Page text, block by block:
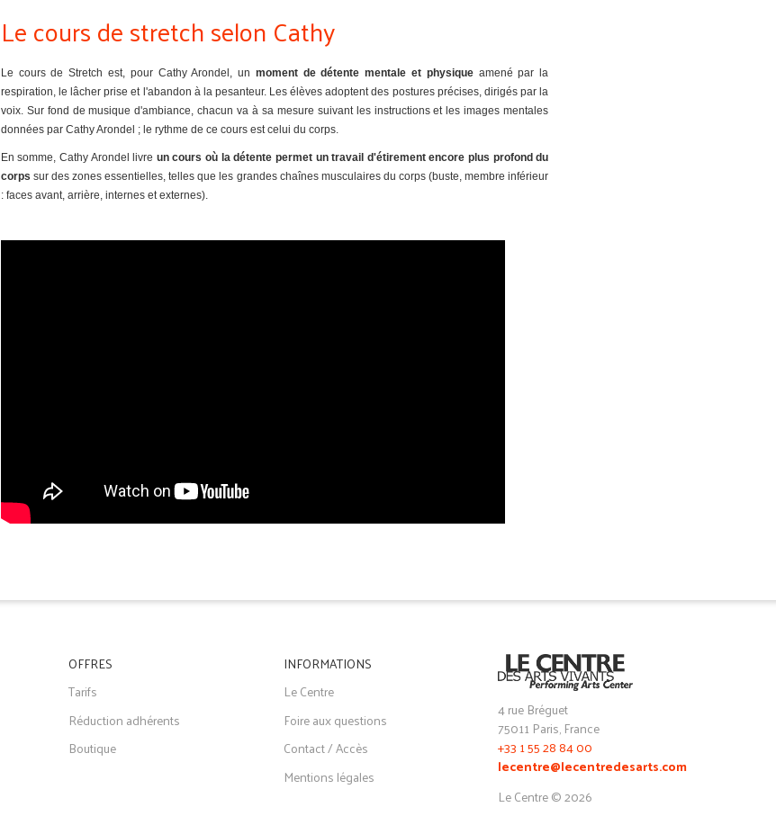
Le cours de stretch selon Cathy
Le cours de Stretch est, pour Cathy Arondel, un moment de détente mentale et physiqueamené par la
respiration, le lâcher prise et l'abandon à la pesanteur. Les élèves adoptent des postures précises, dirigés par la
voix. Sur fond de musique d'ambiance, chacun va à sa mesure suivant les instructions et les images mentales
données par Cathy Arondel ; le rythme de ce cours est celui du corps.
En somme, Cathy Arondel livre un cours où la détente permet un travail d'étirement encore plus profond du
corps sur des zones essentielles, telles que les grandes chaînes musculaires du corps (buste, membre inférieur
: faces avant, arrière, internes et externes).
OFFRES
Tarifs
Réduction adhérents
Boutique
INFORMATIONS
Le Centre
Foire aux questions
Contact / Accès
Mentions légales
4 rue Bréguet
75011 Paris, France
+33 1 55 28 84 00
lecentre@lecentredesarts.com
Le Centre © 2026